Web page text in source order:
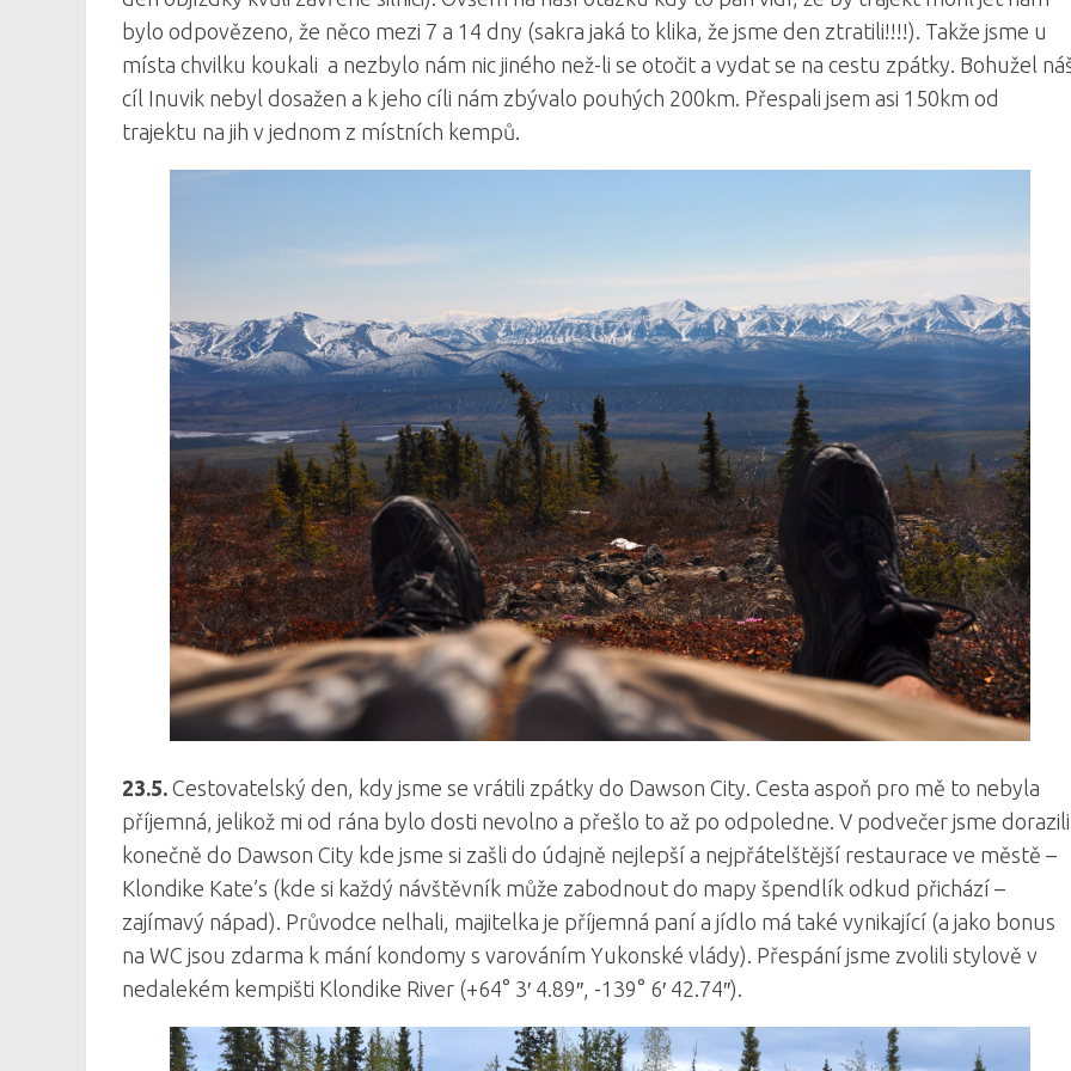
bylo odpovězeno, že něco mezi 7 a 14 dny (sakra jaká to klika, že jsme den ztratili!!!!). Takže jsme u
místa chvilku koukali a nezbylo nám nic jiného než-li se otočit a vydat se na cestu zpátky. Bohužel
cíl Inuvik nebyl dosažen a k jeho cíli nám zbývalo pouhých 200km. Přespali jsem asi 150km od
trajektu na jih v jednom z místních kempů.
23.5. Cestovatelský den, kdy jsme se vrátili zpátky do Dawson City. Cesta aspoň pro mě to nebyla
příjemná, jelikož mi od rána bylo dosti nevolno a přešlo to až po odpoledne. V podvečer jsme dorazili
konečně do Dawson City kde jsme si zašli do údajně nejlepší a nejpřátelštější restaurace ve městě –
Klondike Kate’s (kde si každý návštěvník může zabodnout do mapy špendlík odkud přichází –
zajímavý nápad). Průvodce nelhali, majitelka je příjemná paní a jídlo má také vynikající (a jako bonus
na WC jsou zdarma k mání kondomy s varováním Yukonské vlády). Přespání jsme zvolili stylově v
nedalekém kempišti Klondike River (+64° 3′ 4.89″, -139° 6′ 42.74″).